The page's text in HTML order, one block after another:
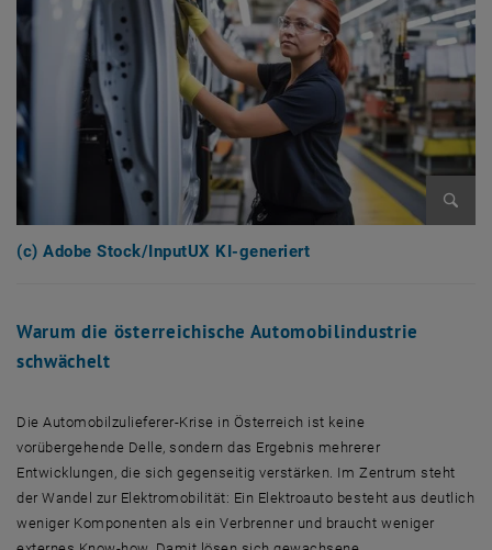
(c) Adobe Stock/InputUX KI-generiert
Warum die österreichische Automobilindustrie
schwächelt
Die Automobilzulieferer-Krise in Österreich ist keine
vorübergehende Delle, sondern das Ergebnis mehrerer
Entwicklungen, die sich gegenseitig verstärken. Im Zentrum steht
der Wandel zur Elektromobilität: Ein Elektroauto besteht aus deutlich
weniger Komponenten als ein Verbrenner und braucht weniger